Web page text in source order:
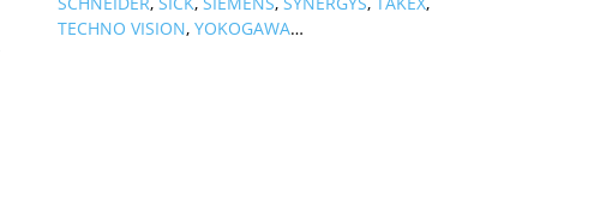
TECHNO VISION, YOKOGAWA…